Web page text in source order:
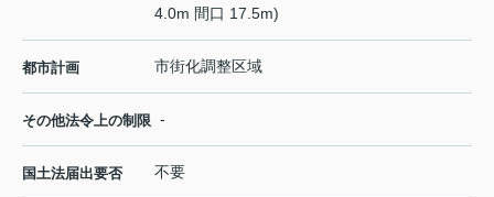
4.0m 間口 17.5m)
都市計画 市街化調整区域
その他法令上の制限 -
国土法届出要否 不要